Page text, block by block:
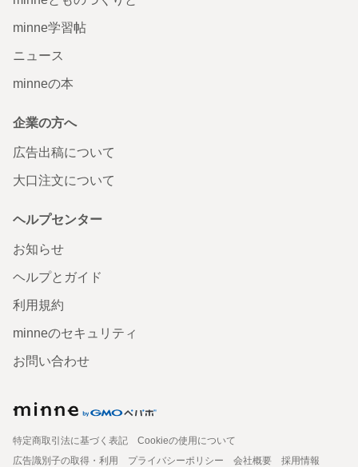
minne学習帖
ニュース
minneの本
企業の方へ
広告出稿について
大口注文について
ヘルプセンター
お知らせ
ヘルプとガイド
利用規約
minneのセキュリティ
お問い合わせ
特定商取引法に基づく表記
Cookieの使用について
広告識別子の取得・利用
プライバシーポリシー 会社概要
採用情報